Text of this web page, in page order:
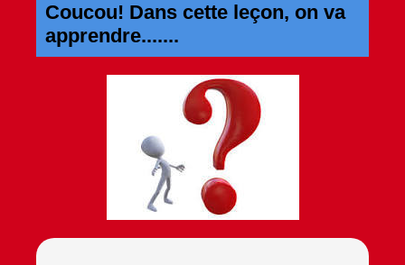
Coucou! Dans cette leçon, on va
apprendre.......